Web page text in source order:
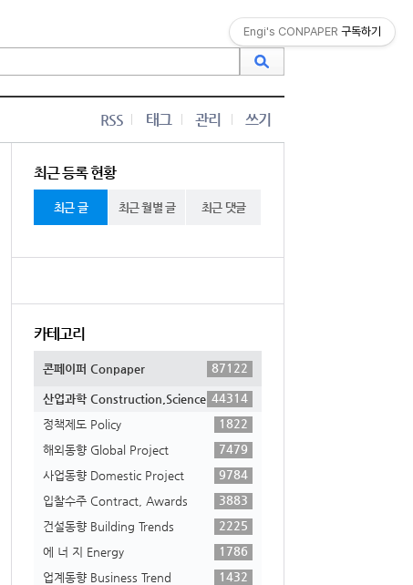
RSS 태그 관리 쓰기
최근 등록 현황
최근 글 최근 월별 글 최근 댓글
카테고리
콘페이퍼 Conpaper 87122
산업과학 Construction,Science 44314
정책제도 Policy
1822
해외동향 Global Project
7479
사업동향 Domestic Project
9784
입찰수주 Contract, Awards
3883
건설동향 Building Trends
2225
에 너 지 Energy
1786
업계동향 Business Trend
1432
Engi's CONPAPER 구독하기